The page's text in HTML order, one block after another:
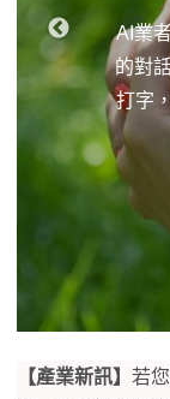
AI業
的對
打字
【產業新訊】 若